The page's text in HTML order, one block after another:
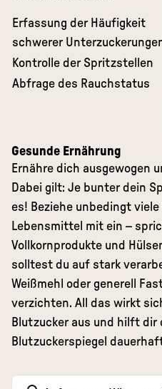
Erfassung der Häufigkeit
schwerer
Kontrolle der Spritzstellen
Abfrage des Rauchstatus
Gesunde Ernährung
Ernähre dich ausgewogen
Dabei gilt: Je bunter dein
es! Beziehe unbedingt
Lebensmittel mit ein –
Vollkornprodukte und
solltest du auf stark
Weißmehl oder generell
verzichten. All das wirkt
Blutzucker aus und hilft dir
Blutzuckerspiegel